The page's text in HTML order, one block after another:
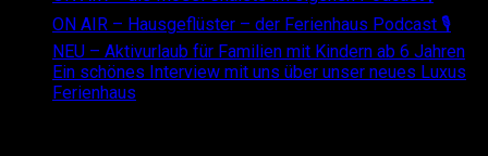
ON AIR – Hausgeflüster – der Ferienhaus Podcast 🎙
NEU – Aktivurlaub für Familien mit Kindern ab 6 Jahren
Ein schönes Interview mit uns über unser neues Luxus
Ferienhaus